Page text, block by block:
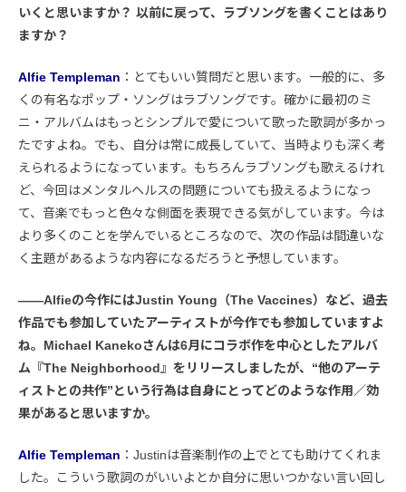
いくと思いますか？ 以前に戻って、ラブソングを書くことはあり
ますか？
Alfie Templeman ：とてもいい質問だと思います。一般的に、多
くの有名なポップ・ソングはラブソングです。確かに最初のミ
ニ・アルバムはもっとシンプルで愛について歌った歌詞が多かっ
たですよね。でも、自分は常に成長していて、当時よりも深く考
えられるようになっています。もちろんラブソングも歌えるけれ
ど、今回はメンタルヘルスの問題についても扱えるようになっ
て、音楽でもっと色々な側面を表現できる気がしています。今は
より多くのことを学んでいるところなので、次の作品は間違いな
く主題があるような内容になるだろうと予想しています。
――Alfieの今作にはJustin Young（The Vaccines）など、過去
作品でも参加していたアーティストが今作でも参加していますよ
ね。Michael Kanekoさんは6月にコラボ作を中心としたアルバ
ム『The Neighborhood』をリリースしましたが、“他のアーテ
ィストとの共作”という行為は自身にとってどのような作用／効
果があると思いますか。
Alfie Templeman ：Justinは音楽制作の上でとても助けてくれま
した。こういう歌詞のがいいよとか自分に思いつかない言い回し